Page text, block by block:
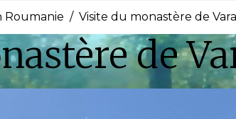
Roumanie Visite du monastère de
de